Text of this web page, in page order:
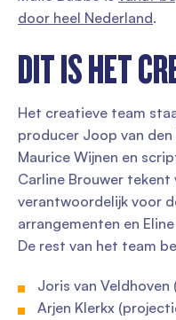
door heel Nederland.
DIT IS HET
Het creatieve team
producer Joop van
Maurice Wijnen en
Carline Brouwer tekent
verantwoordelijk voor
arrangementen en
De rest van het team
Joris van
Arjen Klerkx